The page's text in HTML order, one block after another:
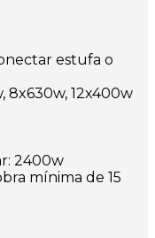
estufa o
8x630w, 12x400w
2400w
mínima de 15